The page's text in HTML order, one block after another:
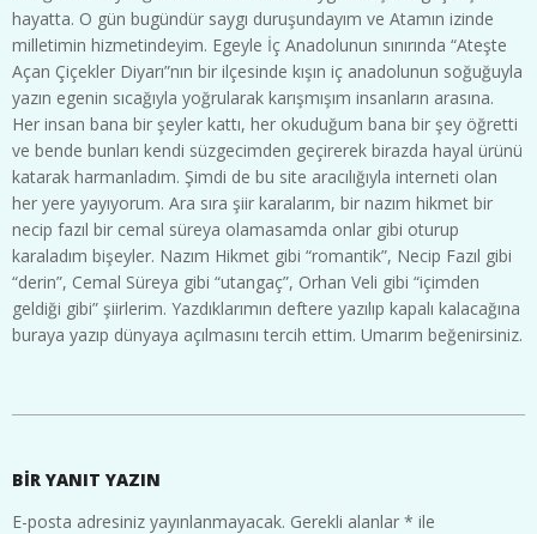
hayatta. O gün bugündür saygı duruşundayım ve Atamın izinde
milletimin hizmetindeyim. Egeyle İç Anadolunun sınırında “Ateşte
Açan Çiçekler Diyarı”nın bir ilçesinde kışın iç anadolunun soğuğuyla
yazın egenin sıcağıyla yoğrularak karışmışım insanların arasına.
Her insan bana bir şeyler kattı, her okuduğum bana bir şey öğretti
ve bende bunları kendi süzgecimden geçirerek birazda hayal ürünü
katarak harmanladım. Şimdi de bu site aracılığıyla interneti olan
her yere yayıyorum. Ara sıra şiir karalarım, bir nazım hikmet bir
necip fazıl bir cemal süreya olamasamda onlar gibi oturup
karaladım bişeyler. Nazım Hikmet gibi “romantik”, Necip Fazıl gibi
“derin”, Cemal Süreya gibi “utangaç”, Orhan Veli gibi “içimden
geldiği gibi” şiirlerim. Yazdıklarımın deftere yazılıp kapalı kalacağına
buraya yazıp dünyaya açılmasını tercih ettim. Umarım beğenirsiniz.
30
BIR YANIT YAZIN
E-posta adresiniz yayınlanmayacak. Gerekli alanlar * ile